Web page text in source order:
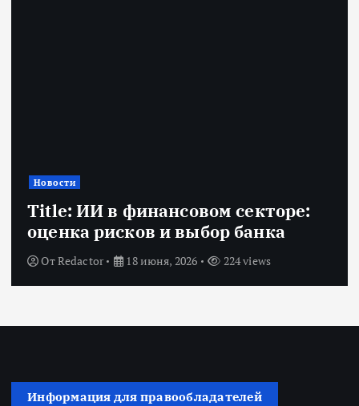
Новости
Title: ИИ в финансовом секторе:
оценка рисков и выбор банка
ОтRedactor 18 июня, 2026 224 views
Информация для правообладателей